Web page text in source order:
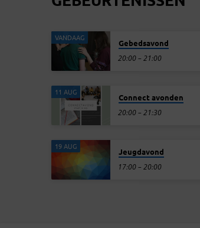
VANDAAG
Gebedsavond
20:00 – 21:00
11 AUG
Connect avonden
20:00 – 21:30
19 AUG
Jeugdavond
17:00 – 20:00